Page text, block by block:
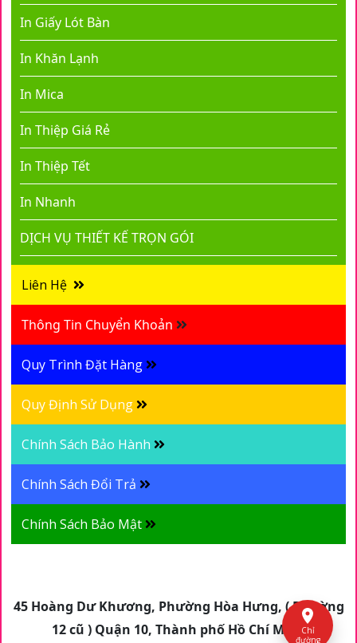
In Giấy Lót Bàn
In Khăn Lạnh
In Mica
In Thiệp Giá Rẻ
In Thiệp Tết
In Nhanh
DỊCH VỤ THIẾT KẾ TRỌN GÓI
Liên Hệ
Thông Tin Chuyển Khoản
Quy Trình Đặt Hàng
Quy Định Sử Dụng
Chính Sách Bảo Hành
Chính Sách Đổi Trả
Chính Sách Bảo Mật
45 Hoàng Dư Khương, Phường Hòa Hưng, ( Phường
12 cũ ) Quận 10, Thành phố Hồ Chí MinhChỉ
đường